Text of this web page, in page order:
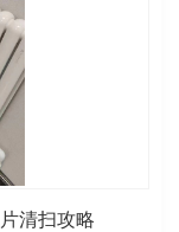
清扫攻略